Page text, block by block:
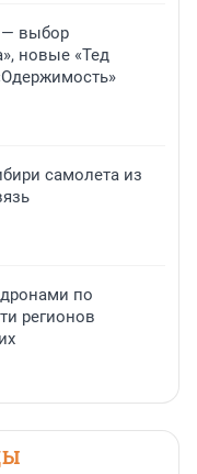
— выбор
новые «Тед
самолета из
по
регионов